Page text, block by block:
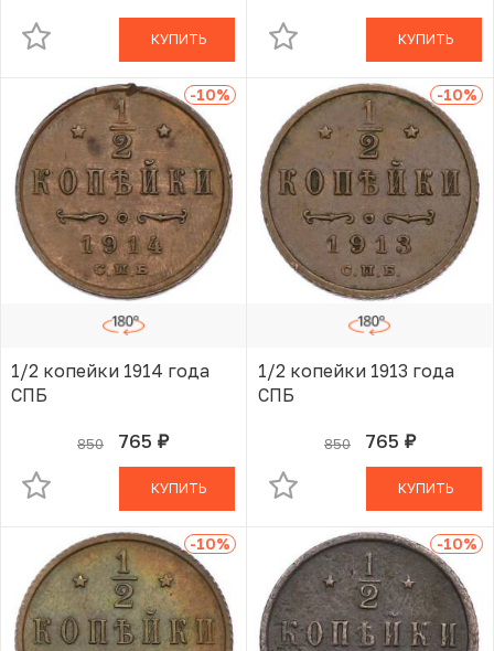
КУПИТЬ КУПИТЬ
-10%
1/2 копейки 1914 года
СПБ
850 765 руб.
В КОРЗИНЕ
КУПИТЬ
-10%
1/2 копейки 1913 года
СПБ
850 765 руб.
В КОРЗИНЕ
КУПИТЬ
-10% -10%